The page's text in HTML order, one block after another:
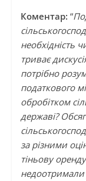
Коментар: “
необхідність
триває
потрібно
податкового
обробітком
державі?
за різними
тіньову
недоотримали